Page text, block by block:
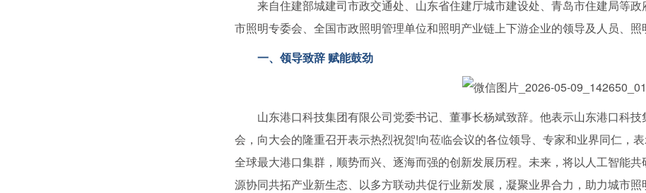
来自住建部城建司市政交通处、山东省住建厅城市建设处、青岛市住建局等政
市照明专委会、全国市政照明管理单位和照明产业链上下游企业的领导及人员、照
一、领导致辞 赋能鼓劲
山东港口科技集团有限公司党委书记、董事长杨斌致辞。他表示山东港口科技
会，向大会的隆重召开表示热烈祝贺!向莅临会议的各位领导、专家和业界同仁，
全球最大港口集群，顺势而兴、逐海而强的创新发展历程。未来，将以人工智能
源协同共拓产业新生态、以多方联动共促行业新发展，凝聚业界合力，助力城市照